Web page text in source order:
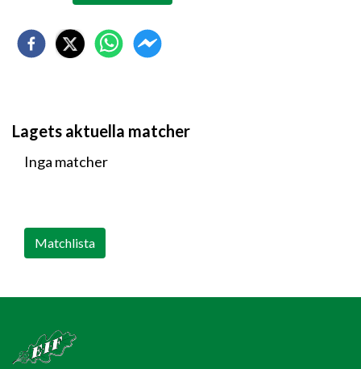
Lagets aktuella matcher
Inga matcher
Matchlista